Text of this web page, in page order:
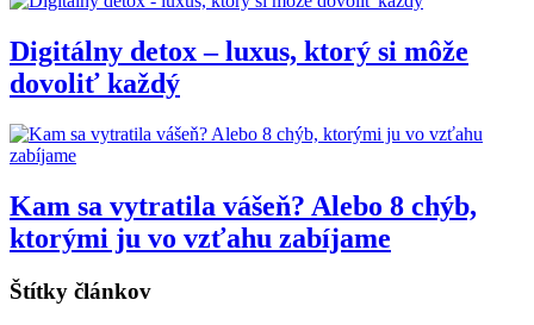
Digitálny detox – luxus, ktorý si môže
dovoliť každý
Kam sa vytratila vášeň? Alebo 8 chýb,
ktorými ju vo vzťahu zabíjame
Štítky článkov